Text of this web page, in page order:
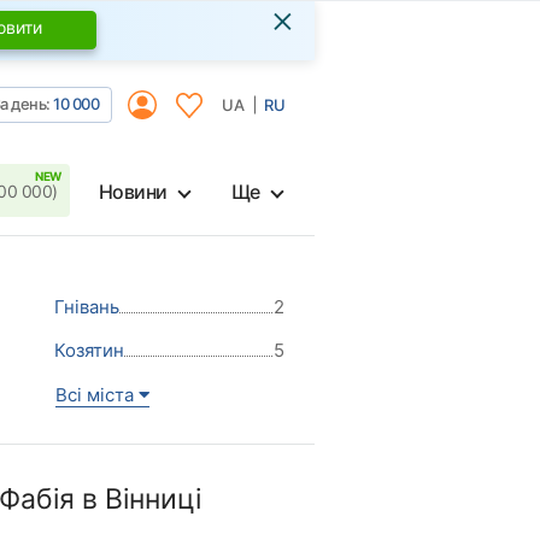
×
день:10 000 UA RU
000) Новини Ще
Гнівань
2
Козятин
5
Всі міста
в Вінниці